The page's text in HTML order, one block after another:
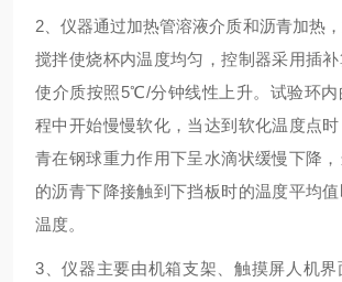
2、仪器通过加热管溶液介质和沥青加热
搅拌使烧杯内温度均匀，控制器采用插补
使介质按照5℃/分钟线性上升。试验环内
程中开始慢慢软化，当达到软化温度点
青在钢球重力作用下呈水滴状缓慢下降
的沥青下降接触到下挡板时的温度平均
温度。
3、仪器主要由机箱支架、触摸屏人机界